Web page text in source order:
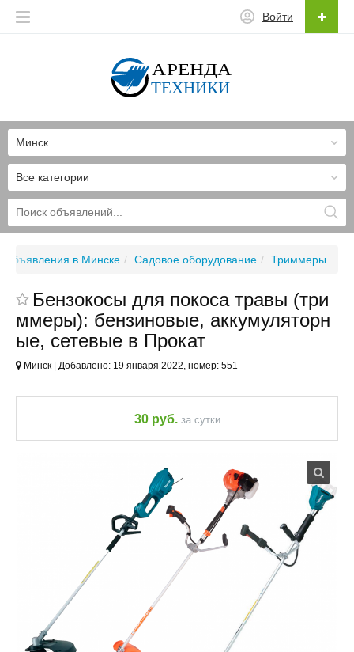
Войти
Все категории
Минск
Объявления в Минске Садовое оборудование Триммеры
Бензокосы для покоса травы (три
ммеры): бензиновые, аккумуляторн
ые, сетевые в Прокат
Минск | Добавлено: 19 января 2022, номер: 551
30 руб. за сутки